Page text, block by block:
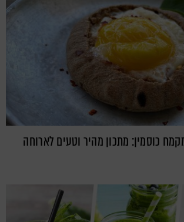
כוסמין: מתכון מהיר וטעים לארוחה